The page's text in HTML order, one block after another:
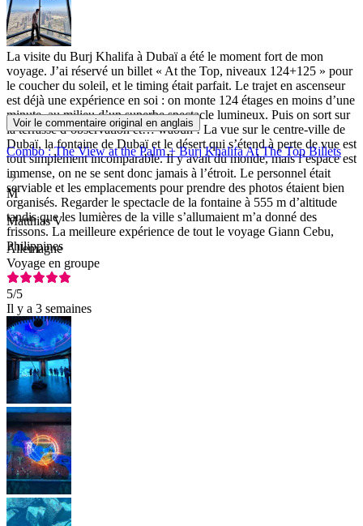
La visite du Burj Khalifa à Dubaï a été le moment fort de mon
voyage. J’ai réservé un billet « At the Top, niveaux 124+125 » pour
le coucher du soleil, et le timing était parfait. Le trajet en ascenseur
est déjà une expérience en soi : on monte 124 étages en moins d’une
minute, au milieu d’un superbe spectacle lumineux. Puis on sort sur
la terrasse d’observation et… waouh ! La vue sur le centre-ville de
Dubaï, la fontaine de Dubaï et le désert qui s’étend à perte de vue est
tout simplement incomparable. Il y avait du monde, mais l’espace est
immense, on ne se sent donc jamais à l’étroit. Le personnel était
serviable et les emplacements pour prendre des photos étaient bien
organisés. Regarder le spectacle de la fontaine à 555 m d’altitude
tandis que les lumières de la ville s’allumaient m’a donné des
frissons. La meilleure expérience de tout le voyage Giann Cebu,
Philippines
Voir le commentaire original en anglais
Combo : The View at the Palm + Burj Khalifa At The Top Billets
M
Matthias V
Allemagne
Voyage en groupe
5/5
Il y a 3 semaines